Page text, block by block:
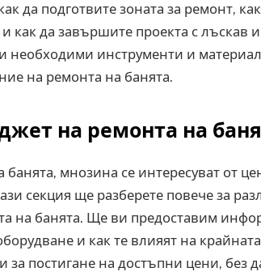
да подготвите зоната за ремонт,
как да завършите проекта с лъскав
необходими инструменти и
на ремонта на банята.
на ремонта на
банята, мнозина се интересуват от
секция ще разберете повече за
на банята. Ще ви предоставим
и как те влияят на
постигане на достъпни цени, без